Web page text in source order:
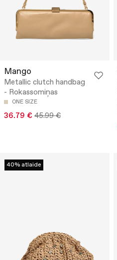
Mango
Metallic clutch handbag
- Rokassomiņas
ONE SIZE
36.79 € 45.99 €
40% atlaide